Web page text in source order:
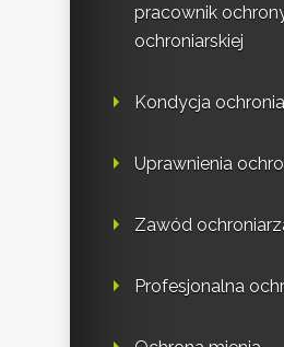
pracownik
ochroniarskiej
Kondycja
Uprawnienia
Zawód
Profesjonalna